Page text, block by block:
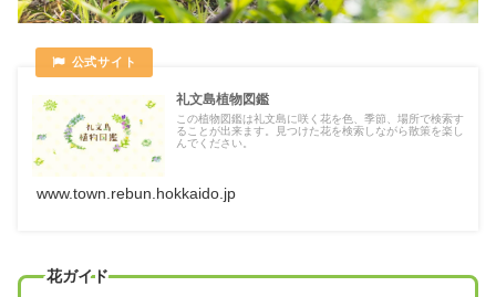
礼文島植物図鑑
この植物図鑑は礼文島に咲く花を色、季節、場所で検索す
ることが出来ます。見つけた花を検索しながら散策を楽し
んでください。
www.town.rebun.hokkaido.jp
花ガイド